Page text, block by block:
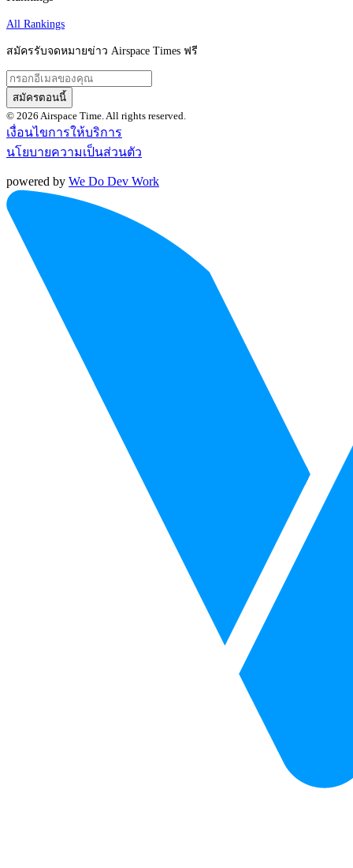
All Rankings
สมัครรับจดหมายข่าว Airspace Times ฟรี
สมัครตอนนี้
© 2026 Airspace Time. All rights reserved.
เงื่อนไขการให้บริการ
นโยบายความเป็นส่วนตัว
powered by We Do Dev Work